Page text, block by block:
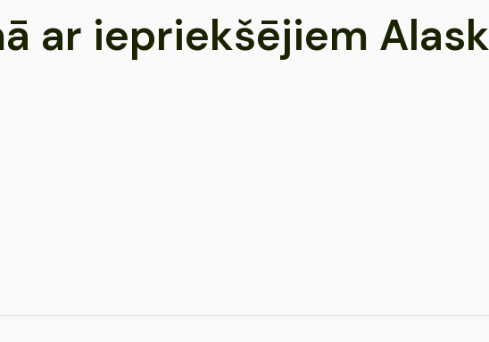
ar iepriekšējiem